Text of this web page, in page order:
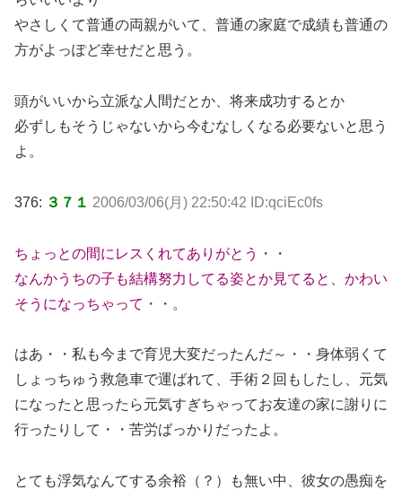
やさしくて普通の両親がいて、普通の家庭で成績も普通の
方がよっぽど幸せだと思う。
頭がいいから立派な人間だとか、将来成功するとか
必ずしもそうじゃないから今むなしくなる必要ないと思う
よ。
376: ３７１ 2006/03/06(月) 22:50:42 ID:qciEc0fs
ちょっとの間にレスくれてありがとう・・
なんかうちの子も結構努力してる姿とか見てると、かわい
そうになっちゃって・・。
はあ・・私も今まで育児大変だったんだ～・・身体弱くて
しょっちゅう救急車で運ばれて、手術２回もしたし、元気
になったと思ったら元気すぎちゃってお友達の家に謝りに
行ったりして・・苦労ばっかりだったよ。
とても浮気なんてする余裕（？）も無い中、彼女の愚痴を